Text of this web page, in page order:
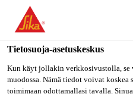
Olet menossa "Sika Finland",
oman maasi sivulle.
MENE SIKA USA
Sika Finland
Tietosuoja-asetuskeskus
Kun käyt jollakin verkkosivustolla, se
muodossa. Nämä tiedot voivat
toimimaan odottamallasi tavalla.